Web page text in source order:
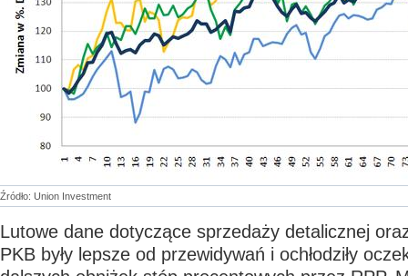
Źródło: Union Investment
Lutowe dane dotyczące sprzedaży detalicznej
PKB były lepsze od przewidywań i ochłodziły